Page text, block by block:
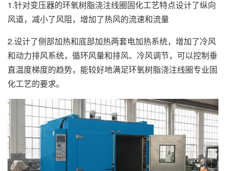
1.针对变压器的环氧树脂浇注线圈固化工艺特点设计了纵向
风道，减小了风阻，增加了热风的流速和流量
2.设计了侧部加热和底部加热两套电加热系统，增加了冷风
和动力排风系统，循环风量和排风、冷风调节，可以控制垂
直温度梯度的趋势，能较好地满足环氧树脂浇注线圈专业固
化工艺的要求。